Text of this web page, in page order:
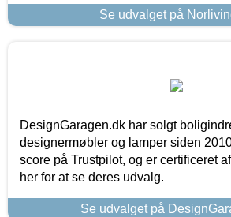
Se udvalget på
DesignGaragen.dk har solgt
designermøbler og lamper siden
score på Trustpilot, og er certificeret
her for at se deres udvalg.
Se udvalget på